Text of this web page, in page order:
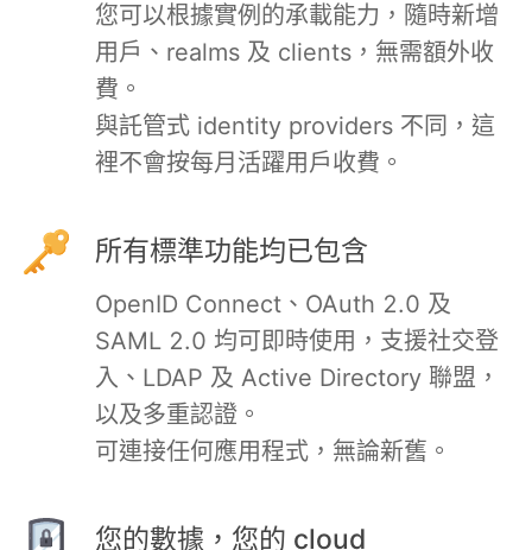
PHP
Postfix
Python
RabbitMQ
您可以根據實例的承載能力，隨時新增
用戶、realms 及 clients，無需額外收
費。
與託管式 identity providers 不同，這
裡不會按每月活躍用戶收費。
所有標準功能均已包含
OpenID Connect、OAuth 2.0 及
SAML 2.0 均可即時使用，支援社交登
入、LDAP 及 Active Directory 聯盟，
以及多重認證。
可連接任何應用程式，無論新舊。
您的數據，您的 cloud